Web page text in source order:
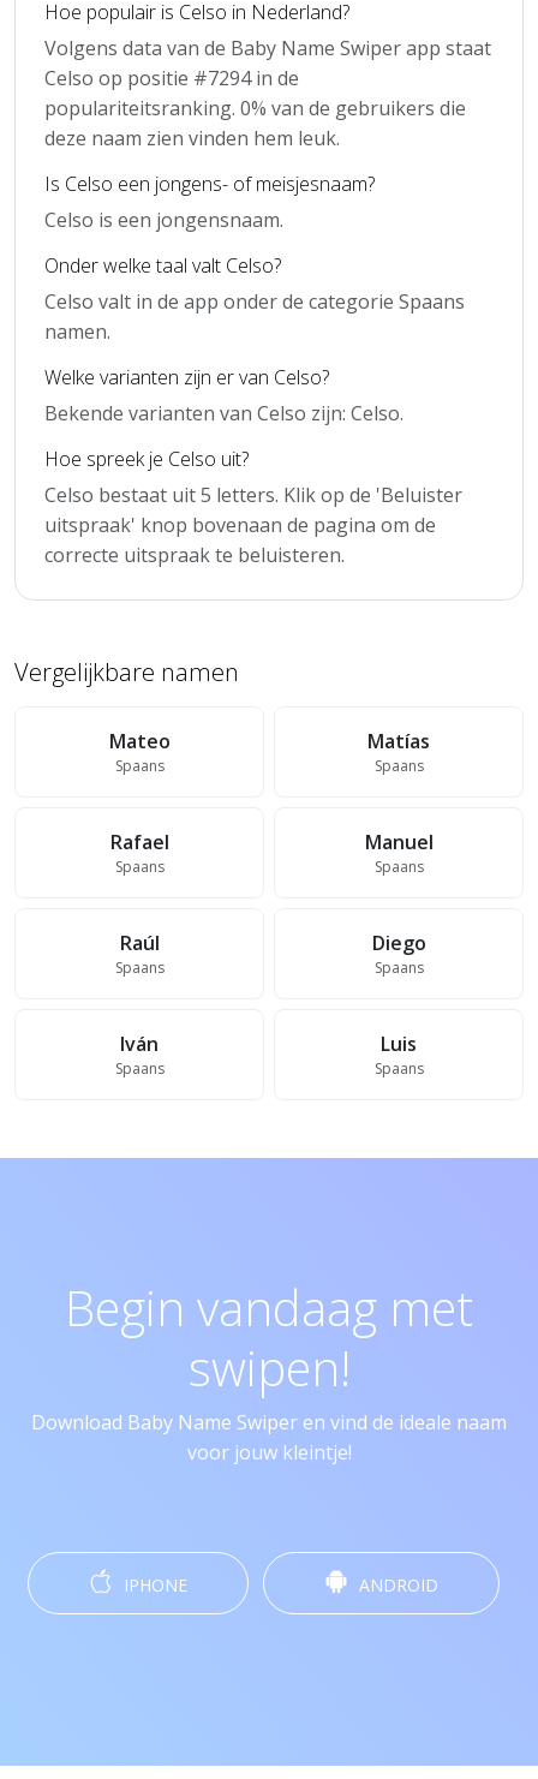
Hoe populair is Celso in Nederland?
Volgens data van de Baby Name Swiper app staat
Celso op positie #7294 in de
populariteitsranking. 0% van de gebruikers die
deze naam zien vinden hem leuk.
Is Celso een jongens- of meisjesnaam?
Celso is een jongensnaam.
Onder welke taal valt Celso?
Celso valt in de app onder de categorie Spaans
namen.
Welke varianten zijn er van Celso?
Bekende varianten van Celso zijn: Celso.
Hoe spreek je Celso uit?
Celso bestaat uit 5 letters. Klik op de 'Beluister
uitspraak' knop bovenaan de pagina om de
correcte uitspraak te beluisteren.
Vergelijkbare namen
Mateo
Spaans
Matías
Spaans
Rafael
Spaans
Manuel
Spaans
Raúl
Spaans
Diego
Spaans
Iván
Spaans
Luis
Spaans
Begin vandaag met
swipen!
Download Baby Name Swiper en vind de ideale naam
voor jouw kleintje!
IPHONE ANDROID